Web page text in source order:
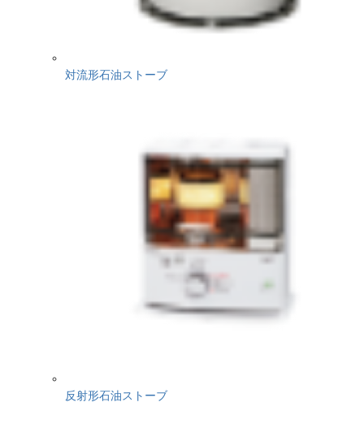
対流形石油ストーブ
反射形石油ストーブ